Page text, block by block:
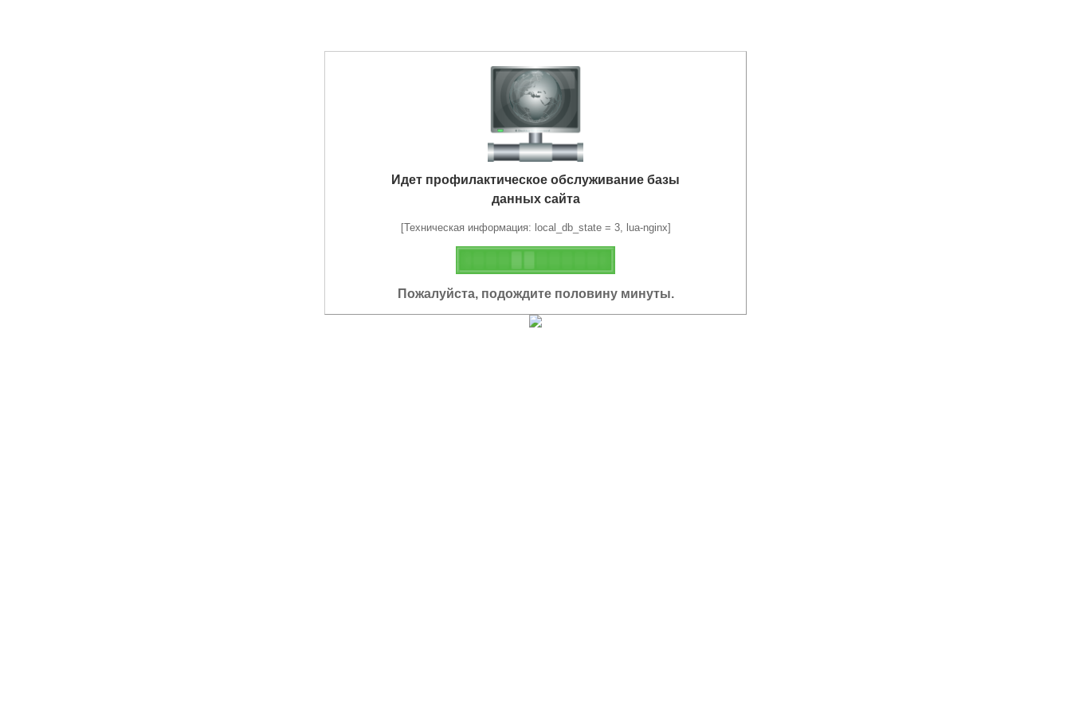
Идет профилактическое обслуживание базы
данных сайта
[Техническая информация: local_db_state = 3, lua-nginx]
Пожалуйста, подождите половину минуты.